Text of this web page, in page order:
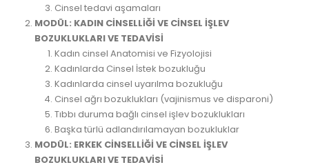
Cinsel tedavi aşamaları
MODÜL: KADIN CİNSELLİĞİ VE CİNSEL İŞLEV
BOZUKLUKLARI VE TEDAVİSİ
Kadın cinsel Anatomisi ve Fizyolojisi
Kadınlarda Cinsel İstek bozukluğu
Kadınlarda cinsel uyarılma bozukluğu
Cinsel ağrı bozuklukları (vajinismus ve disparoni)
Tıbbı duruma bağlı cinsel işlev bozuklukları
Başka türlü adlandırılamayan bozukluklar
MODÜL: ERKEK CİNSELLİĞİ VE CİNSEL İŞLEV
BOZUKLUKLARI VE TEDAVİSİ